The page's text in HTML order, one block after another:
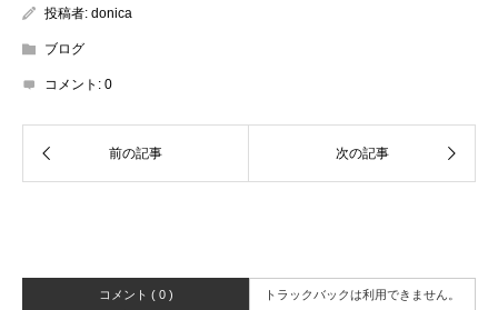
投稿者: donica
ブログ
コメント: 0
コメント ( 0 ) トラックバックは利用できません。